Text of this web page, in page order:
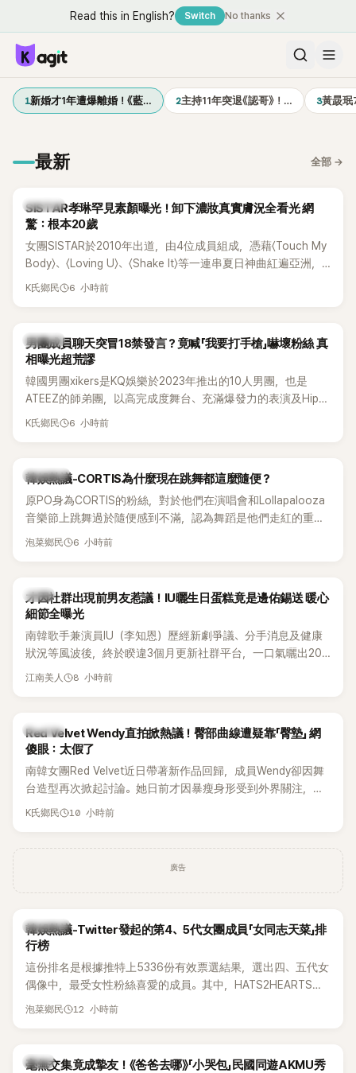
Read this in English? Switch No thanks
1新婚才1年遭爆離婚！《藍… 2主持11年突退《認哥》！… 3黃晸
最新 全部 →
K-POP
SISTAR孝琳罕見素顏曝光！卸下濃妝真實膚況全看光 網
驚：根本20歲
女團SISTAR於2010年出道，由4位成員組成，憑藉〈Touch My
Body〉、〈Loving U〉、〈Shake It〉等一連串夏日神曲紅遍亞洲，
獲封「夏日女王」。不過，團體在出道滿7年後宣布解散，成員各
不僅展現兩人多年不變的好交情，她幾乎素顏入鏡的真實模
樣，也意外掀起網友熱議。
K氏鄉民 6 小時前
K-POP
男團成員聊天突冒18禁發言？竟喊「我要打手槍」嚇壞粉絲 真
相曝光超荒謬
韓國男團xikers是KQ娛樂於2023年推出的10人男團，也是
ATEEZ的師弟團，以高完成度舞台、充滿爆發力的表演及Hip-
Hop風格聞名，出道後迅速累積大批海內外粉絲，近年也陸續
K氏鄉民 6 小時前
熱議討論
韓娛熱議-CORTIS為什麼現在跳舞都這麼隨便？
原PO身為CORTIS的粉絲，對於他們在演唱會和Lollapalooza
音樂節上跳舞過於隨便感到不滿，認為舞蹈是他們走紅的重要
原因，希望他們能更認真地表演。
泡菜鄉民 6 小時前
韓星
才因社群出現前男友惹議！IU曬生日蛋糕竟是邊佑錫送 暖心
細節全曝光
南韓歌手兼演員IU（李知恩）歷經新劇爭議、分手消息及健康
狀況等風波後，終於睽違3個月更新社群平台，一口氣曬出20
張近況照，讓大批粉絲又驚又喜。其中，一張生日蛋糕照意外
江南美人 8 小時前
K-POP
Red Velvet Wendy直拍掀熱議！臀部曲線遭疑靠「臀墊」 網
傻眼：太假了
南韓女團Red Velvet近日帶著新作品回歸，成員Wendy卻因舞
台造型再次掀起討論。她日前才因暴瘦身形受到外界關注，又
被質疑在舞台上使用臀墊，如今最新打歌舞台曝光後，再度因
K氏鄉民 10 小時前
廣告
熱議討論
韓娛熱議-Twitter發起的第4、5代女團成員「女同志天菜」排
行榜
這份排名是根據推特上5336份有效票選結果，選出四、五代女
偶像中，最受女性粉絲喜愛的成員。其中，HATS2HEARTS成
員包攬了前三名，展現了她們在女性社群中的高人氣。
泡菜鄉民 12 小時前
韓星
毫無交集竟成摯友！《爸爸去哪》「小哭包」民國同遊AKMU秀